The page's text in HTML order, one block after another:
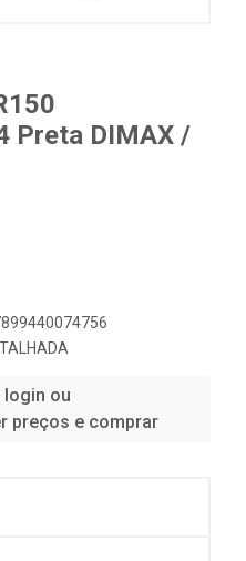
Preta DIMAX /
login ou
preços e comprar